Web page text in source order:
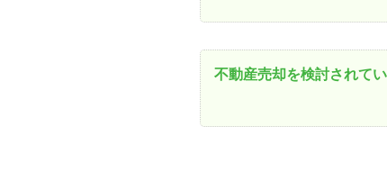
不動産売却を検討されて